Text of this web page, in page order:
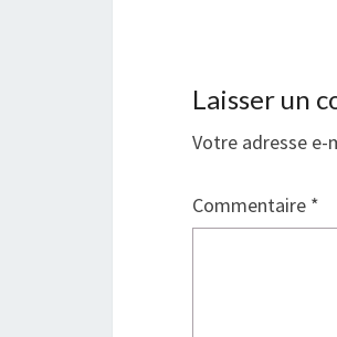
Laisser un
Votre adresse e-
Commentaire *